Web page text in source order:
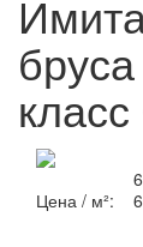
Цена / м²: